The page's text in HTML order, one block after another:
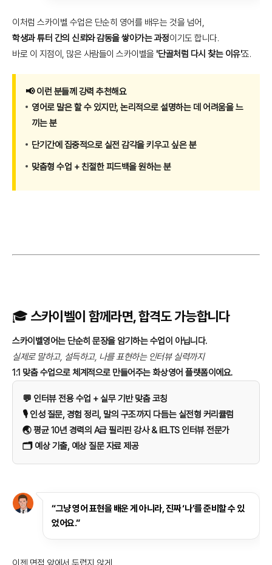
이처럼 스카이벨 수업은 단순히 영어를 배우는 것을 넘어,
학생과 튜터 간의 신뢰와 감동을 쌓아가는 과정이기도 합니다.
바로 이 지점이, 많은 사람들이 스카이벨을 '단골처럼 다시 찾는 이유'죠.
📢 이런 분들께 강력 추천해요
영어로 말은 할 수 있지만, 논리적으로 설명하는 데 어려움을 느
끼는 분
단기간에 집중적으로 실전 감각을 키우고 싶은 분
맞춤형 수업 + 친절한 피드백을 원하는 분
🎓 스카이벨이 함께라면, 합격도 가능합니다
스카이벨영어는 단순히 문장을 암기하는 수업이 아닙니다.
실제로 말하고, 설득하고, 나를 표현하는 인터뷰 실력까지
1:1 맞춤 수업으로 체계적으로 만들어주는 화상영어 플랫폼이에요.
💬 인터뷰 전용 수업 + 실무 기반 맞춤 코칭
🎙️ 인성 질문, 경험 정리, 말의 구조까지 다듬는 실전형 커리큘럼
🌏 평균 10년 경력의 A급 필리핀 강사 & IELTS 인터뷰 전문가
🗂️ 예상 기출, 예상 질문 자료 제공
“그냥 영어 표현을 배운 게 아니라, 진짜 ‘나’를 준비할 수 있
었어요.”